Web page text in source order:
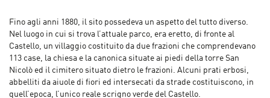
Fino agli anni 1880, il sito possedeva un aspetto del tutto diverso.
Nel luogo in cui si trova l’attuale parco, era eretto, di fronte al
Castello, un villaggio costituito da due frazioni che comprendevano
113 case, la chiesa e la canonica situate ai piedi della torre San
Nicolò ed il cimitero situato dietro le frazioni. Alcuni prati erbosi,
abbelliti da aiuole di fiori ed intersecati da strade costituiscono, in
quell’epoca, l’unico reale scrigno verde del Castello.